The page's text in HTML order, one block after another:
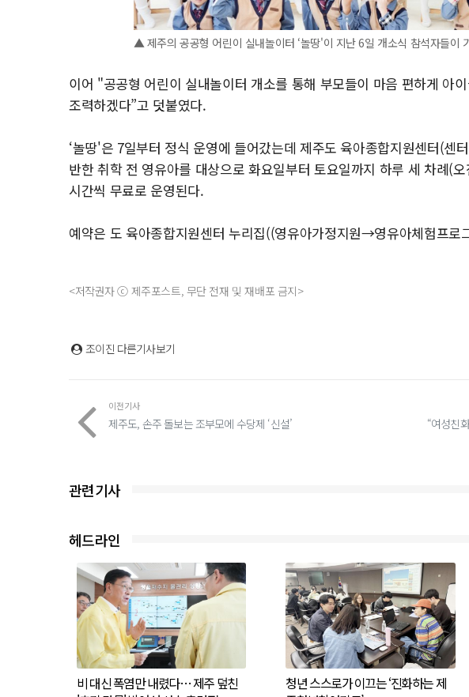
▲ 제주의 공공형 어린이 실내놀이터 ‘놀땅'이 지난 6일 개소식 참석자들이
이어 "공공형 어린이 실내놀이터 개소를 통해 부모들이 마음 편하게 아
조력하겠다”고 덧붙였다.
‘놀땅'은 7일부터 정식 운영에 들어갔는데 제주도 육아종합지원센터(센
반한 취학 전 영유아를 대상으로 화요일부터 토요일까지 하루 세 차례(
시간씩 무료로 운영된다.
예약은 도 육아종합지원센터 누리집((영유아가정지원→영유아체험프로
<저작권자 ⓒ 제주포스트, 무단 전재 및 재배포 금지>
조이진 다른기사보기
이전기사
제주도, 손주 돌보는 조부모에 수당제 ‘신설’ “여성친
관련기사
헤드라인
비 대신 폭염만 내렸다… 제주 덮친
청년 스스로가 이끄는 ‘진화하는 제